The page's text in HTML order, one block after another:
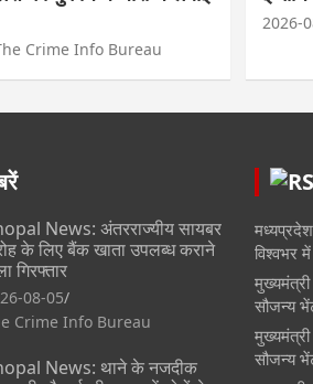
Crime Info Bureau
2026-
News: अंतरराज्यीय सायबर
के लिए बैंक खाता उपलब्ध कराने
गिरफ्तार
08-05
Crime Info Bureau
News: थाने के नजदीक
मध्यप्रदेश
विश्वभर में
सौजन्य
सौजन्य